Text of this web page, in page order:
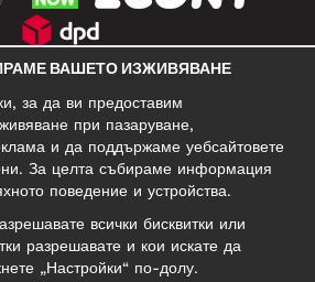
БИЗНЕС АДРЕС
mnt 5, EE-10117 Tallinn
Reg: 12356245
ВАШЕТО ИЗЖИВЯВАНЕ
за да ви предоставим
при пазаруване,
и да поддържаме уебсайтовете
За целта събираме информация
поведение и устройства.
всички бисквитки или
разрешавате и кои искате да
„Настройки“ по-долу.